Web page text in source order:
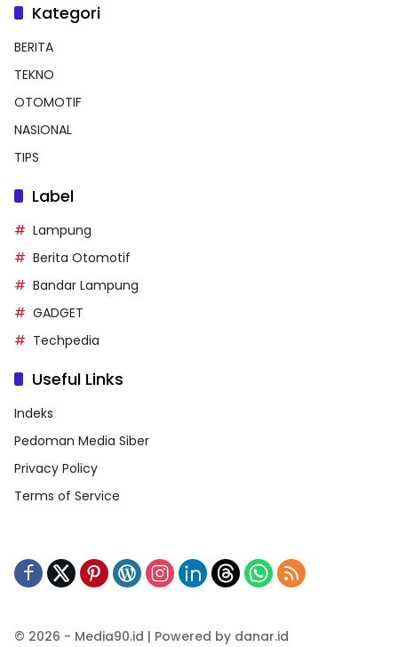
Kategori
BERITA
TEKNO
OTOMOTIF
NASIONAL
TIPS
Label
Lampung
Berita Otomotif
Bandar Lampung
GADGET
Techpedia
Useful Links
Indeks
Pedoman Media Siber
Privacy Policy
Terms of Service
© 2026 - Media90.id | Powered by danar.id